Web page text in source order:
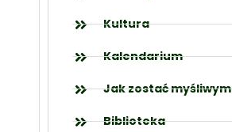
Kultura
Kalendarium
Jak zostać myśliwym
Biblioteka